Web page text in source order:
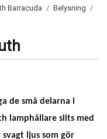
Barracuda / Belysning /
de små delarna i
lamphållare slits med
ljus som gör